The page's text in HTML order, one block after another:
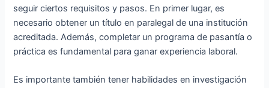
seguir ciertos requisitos y pasos. En primer lugar, es
necesario obtener un título en paralegal de una institución
acreditada. Además, completar un programa de pasantía o
práctica es fundamental para ganar experiencia laboral.
Es importante también tener habilidades en investigación